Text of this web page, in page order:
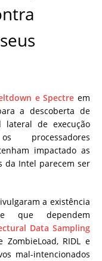
e Spectre em
a descoberta de
lateral de execução
processadores
impactado as
da Intel parecem ser
a existência
que dependem
Data Sampling
ZombieLoad, RIDL e
mal-intencionados